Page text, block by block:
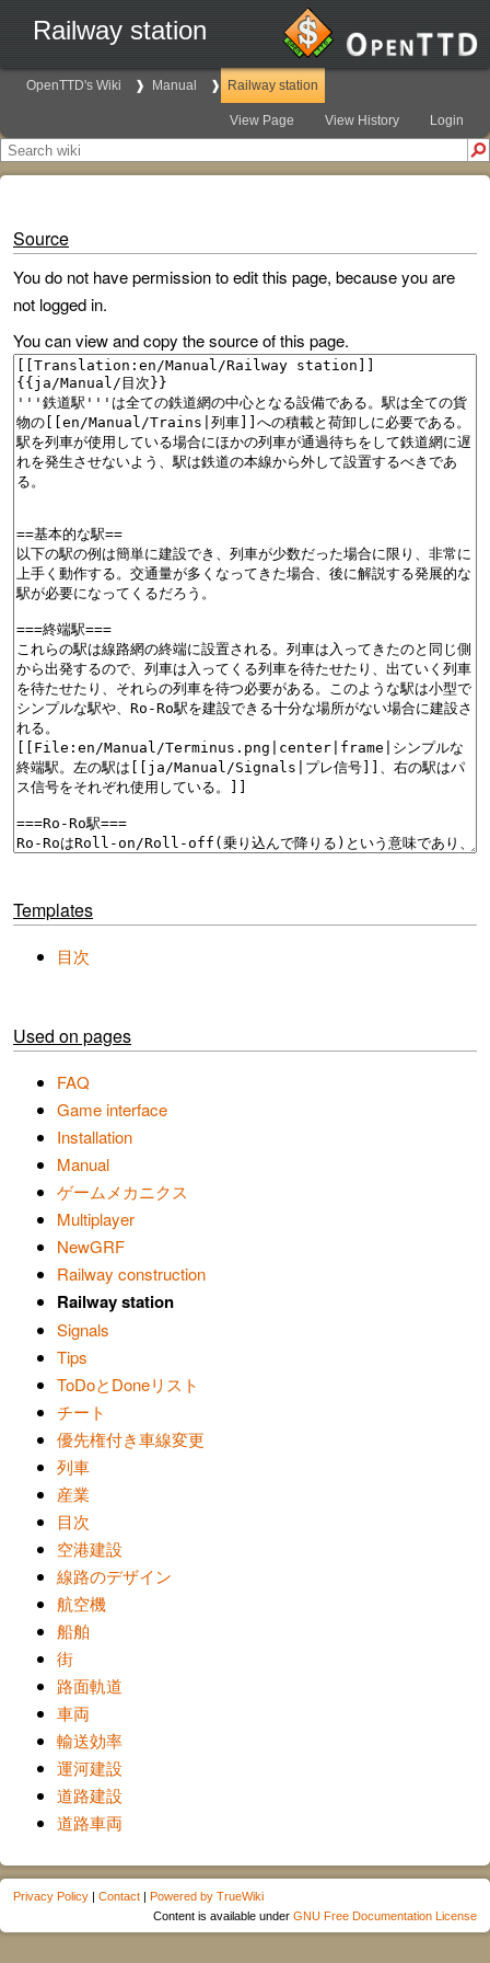
Railway station
OpenTTD's Wiki Manual Railway station
View Page View History Login
Source
You do not have permission to edit this page, because you are
not logged in.
You can view and copy the source of this page.
Templates
目次
Used on pages
FAQ
Game interface
Installation
Manual
ゲームメカニクス
Multiplayer
NewGRF
Railway construction
Railway station
Signals
Tips
ToDoとDoneリスト
チート
優先権付き車線変更
列車
産業
目次
空港建設
線路のデザイン
航空機
船舶
街
路面軌道
車両
輸送効率
運河建設
道路建設
道路車両
Privacy Policy | Contact | Powered by TrueWiki
Content is available under GNU Free Documentation License